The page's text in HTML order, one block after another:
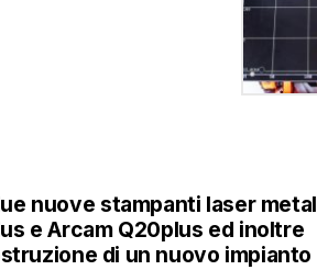
nuove stampanti laser metal
e Arcam Q20plus ed inoltre
di un nuovo impianto